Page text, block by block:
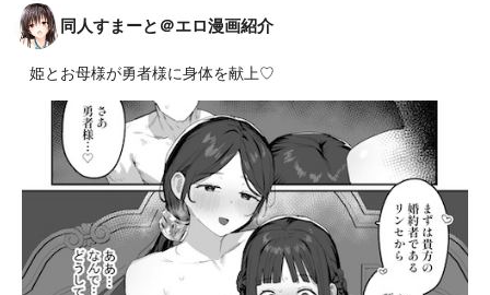
同人すまーと＠エロ漫画紹介
姫とお母様が勇者様に身体を献上♡